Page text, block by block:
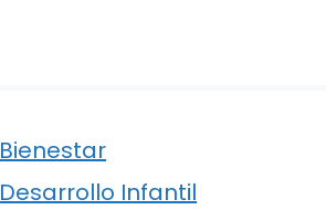
Bienestar
Desarrollo Infantil